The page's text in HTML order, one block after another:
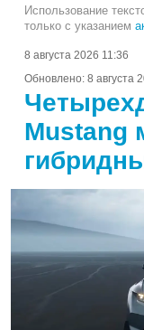
Использование
только с указанием
8 августа 2026 11:36
Обновлено: 8 августа
Mustang